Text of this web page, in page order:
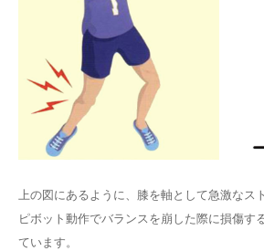
上の図にあるように、膝を軸として急激なス
ピボット動作でバランスを崩した際に損傷す
ています。